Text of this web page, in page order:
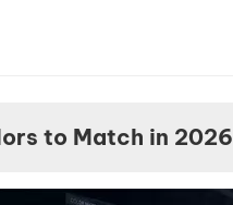
to Match in 2026